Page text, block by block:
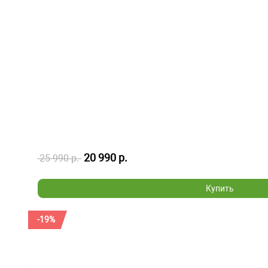
25 990 р. 20 990 р.
Купить
-19%